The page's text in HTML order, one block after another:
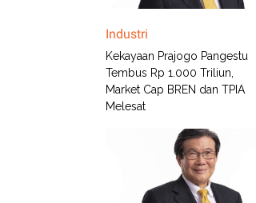
Industri
Kekayaan Prajogo Pangestu
Tembus Rp 1.000 Triliun,
Market Cap BREN dan TPIA
Melesat